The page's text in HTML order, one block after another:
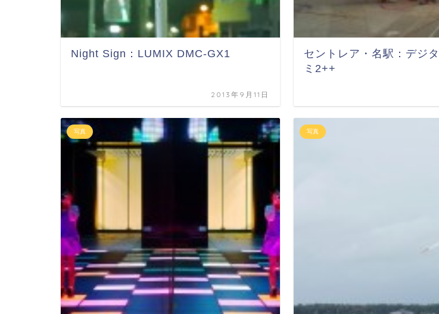
Night Sign：LUMIX DMC-GX1
2013年9月11日
セントレア・名駅：デジ
ミ2++
写真 写真